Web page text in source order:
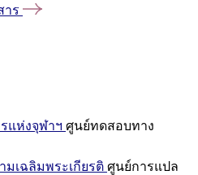
าร
แห่งจุฬาฯ ศูนย์ทดสอบทาง
เฉลิมพระเกียรติ ศูนย์การแปล